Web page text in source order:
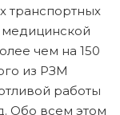
транспортных
медицинской
чем на 150
из РЗМ
работы
Обо всем этом